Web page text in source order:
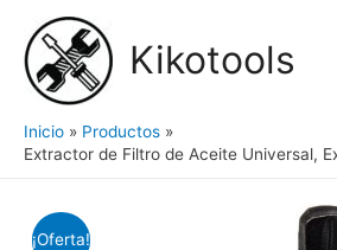
contenido
Kikotools
Inicio
Productos
Extractor de Filtro de Aceite Universal,
¡Oferta!